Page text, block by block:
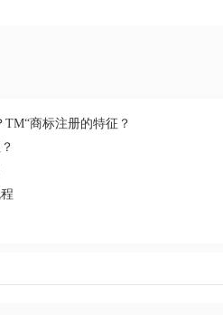
商标注册的特征？